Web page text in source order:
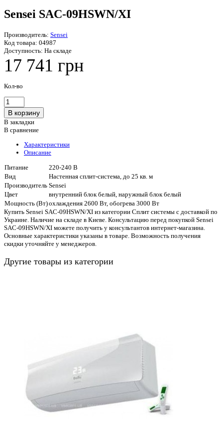
Sensei SAC-09HSWN/XI
Производитель: Sensei
Код товара: 04987
Доступность: На складе
17 741 грн
Кол-во
В закладки
В сравнение
Характеристики
Описание
Питание
220-240 В
Вид
Настенная сплит-система, до 25 кв. м
Производитель Sensei
Цвет
внутренний блок белый, наружный блок белый
Мощность (Вт)охлаждения 2600 Вт, обогрева 3000 Вт
Купить Sensei SAC-09HSWN/XI из категории Сплит системы с доставкой по
Украине. Наличие на складе в Киеве. Консультацию перед покупкой Sensei
SAC-09HSWN/XI можете получить у консультантов интернет-магазина.
Основные характеристики указаны в товаре. Возможность получения
скидки уточняйте у менеджеров.
Другие товары из категории